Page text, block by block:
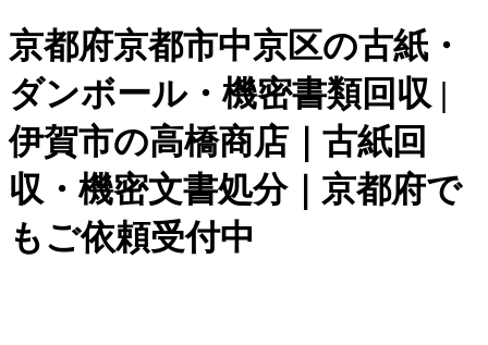
京都府京都市中京区の古紙・
ダンボール・機密書類回収 |
伊賀市の高橋商店｜古紙回
収・機密文書処分｜京都府で
もご依頼受付中